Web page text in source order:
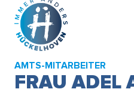
Zum Hauptinhalt springen
AMTS-MITARBEITER
FRAU ADEL